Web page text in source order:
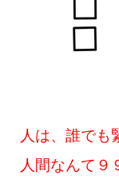
人は、誰でも
人間なんて９